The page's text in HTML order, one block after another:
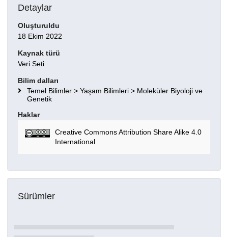
Detaylar
Oluşturuldu
18 Ekim 2022
Kaynak türü
Veri Seti
Bilim dalları
Temel Bilimler > Yaşam Bilimleri > Moleküler Biyoloji ve
Genetik
Haklar
Creative Commons Attribution Share Alike 4.0
International
Sürümler